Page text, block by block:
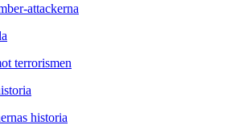
attackerna
terrorismen
historia